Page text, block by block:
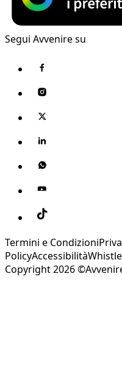
Segui Avvenire su
Termini e Condizioni
PolicyAccessibilità
Copyright 2026